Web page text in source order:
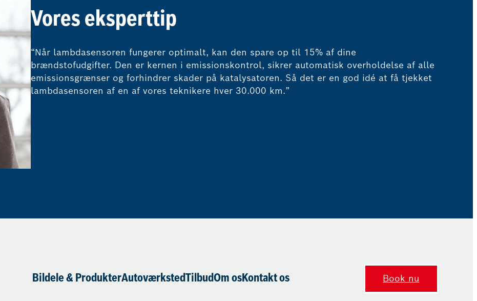
Vores eksperttip
“Når lambdasensoren fungerer optimalt, kan den spare op til 15% af dine
brændstofudgifter. Den er kernen i emissionskontrol, sikrer automatisk overholdelse af alle
emissionsgrænser og forhindrer skader på katalysatoren. Så det er en god idé at få tjekket
lambdasensoren af en af vores teknikere hver 30.000 km.”
Bildele & ProdukterAutoværkstedTilbudOm osKontakt os Book nu